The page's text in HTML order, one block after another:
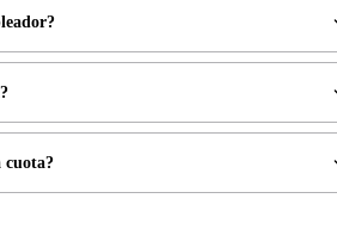
cuota?